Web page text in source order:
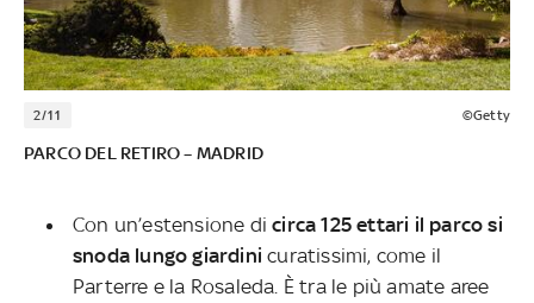
2/11 ©Getty
PARCO DEL RETIRO – MADRID
Con un’estensione dicirca 125 ettari il parco si
snoda lungo giardini curatissimi, come il
Parterre e la Rosaleda. È tra le più amate aree